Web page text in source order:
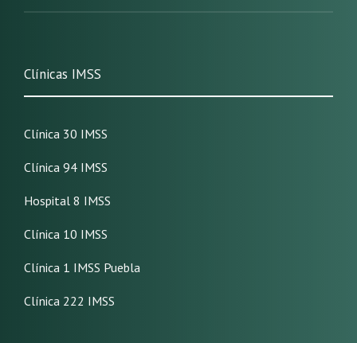
Clínicas IMSS
Clínica 30 IMSS
Clínica 94 IMSS
Hospital 8 IMSS
Clínica 10 IMSS
Clínica 1 IMSS Puebla
Clínica 222 IMSS